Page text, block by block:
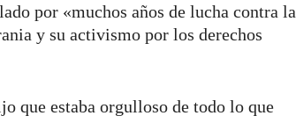
por «muchos años de lucha contra la
y su activismo por los derechos
que estaba orgulloso de todo lo que